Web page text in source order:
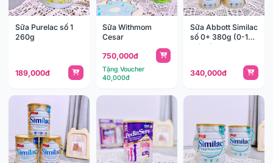
Sữa Purelac số 1
260g
189,000đ
Sữa Withmom
Cesar
750,000đ
Tặng Voucher
40,000đ
Sữa Abbott Similac
số 0+ 380g (0-12
tháng)
340,000đ